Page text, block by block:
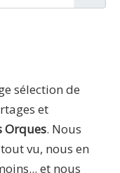
sélection de
et
Orques. Nous
vu, nous en
et nous